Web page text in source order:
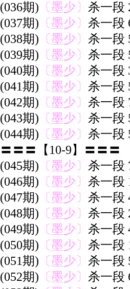
(036期) 〔墨少〕 杀一段
(037期) 〔墨少〕 杀一段
(038期) 〔墨少〕 杀一段
(039期) 〔墨少〕 杀一段
(040期) 〔墨少〕 杀一段
(041期) 〔墨少〕 杀一段
(042期) 〔墨少〕 杀一段
(043期) 〔墨少〕 杀一段
(044期) 〔墨少〕 杀一段
〓〓〓【10-9】〓〓〓
(045期) 〔墨少〕 杀一段
(046期) 〔墨少〕 杀一段
(047期) 〔墨少〕 杀一段
(048期) 〔墨少〕 杀一段
(049期) 〔墨少〕 杀一段
(050期) 〔墨少〕 杀一段
(051期) 〔墨少〕 杀一段
(052期) 〔墨少〕 杀一段